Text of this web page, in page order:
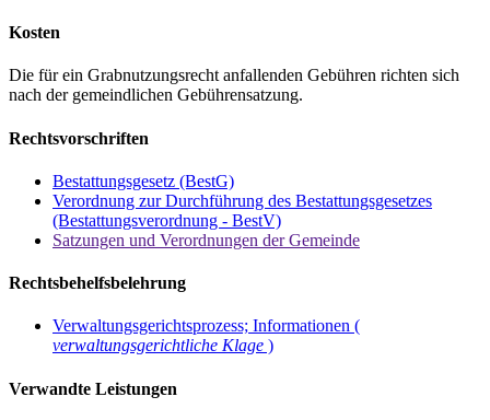
Kosten
Die für ein Grabnutzungsrecht anfallenden Gebühren richten sich
nach der gemeindlichen Gebührensatzung.
Rechtsvorschriften
Bestattungsgesetz (BestG)
Verordnung zur Durchführung des Bestattungsgesetzes
(Bestattungsverordnung - BestV)
Satzungen und Verordnungen der Gemeinde
Rechtsbehelfsbelehrung
Verwaltungsgerichtsprozess; Informationen (
verwaltungsgerichtliche Klage )
Verwandte Leistungen